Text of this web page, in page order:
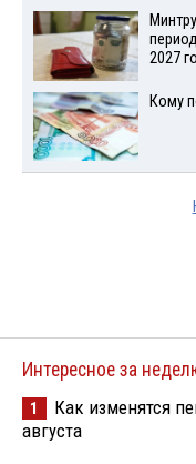
2027
Кому
Интересное за
1
Как изменятся
августа